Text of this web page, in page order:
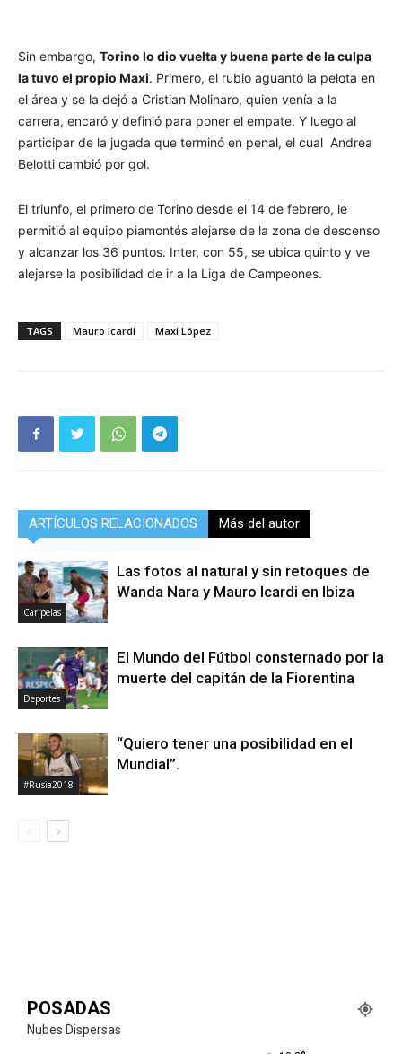
Sin embargo, Torino lo dio vuelta y buena parte de la culpa
la tuvo el propio Maxi. Primero, el rubio aguantó la pelota en
el área y se la dejó a Cristian Molinaro, quien venía a la
carrera, encaró y definió para poner el empate. Y luego al
participar de la jugada que terminó en penal, el cual Andrea
Belotti cambió por gol.
El triunfo, el primero de Torino desde el 14 de febrero, le
permitió al equipo piamontés alejarse de la zona de descenso
y alcanzar los 36 puntos. Inter, con 55, se ubica quinto y ve
alejarse la posibilidad de ir a la Liga de Campeones.
TAGS Mauro Icardi Maxi López
ARTÍCULOS RELACIONADOS Más del autor
Caripelas
Las fotos al natural y sin retoques de
Wanda Nara y Mauro Icardi en Ibiza
Deportes
El Mundo del Fútbol consternado por la
muerte del capitán de la Fiorentina
#Rusia2018
“Quiero tener una posibilidad en el
Mundial”.
POSADAS
Nubes Dispersas